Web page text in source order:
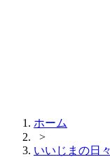
ホーム
>
いいじまの日々